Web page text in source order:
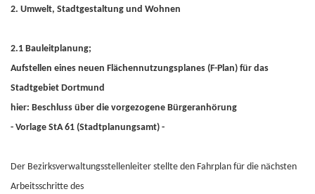
2. Umwelt, Stadtgestaltung und Wohnen
2.1 Bauleitplanung;
Aufstellen eines neuen Flächennutzungsplanes (F-Plan) für das
Stadtgebiet Dortmund
hier: Beschluss über die vorgezogene Bürgeranhörung
- Vorlage StA 61 (Stadtplanungsamt) -
Der Bezirksverwaltungsstellenleiter stellte den Fahrplan für die nächsten
Arbeitsschritte des